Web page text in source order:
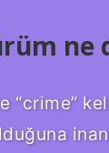
ne
“crime”